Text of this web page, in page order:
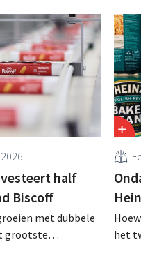
half
Biscoff
met dubbele
grootste
het